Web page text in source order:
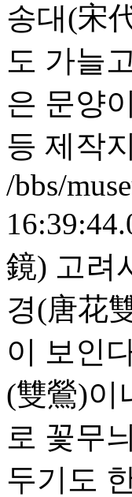
송대(宋
도 가늘
은 문양
등 제작
/bbs/
鏡) 고려
경(唐花
이 보인
(雙鶯)이
로 꽃무
두기도